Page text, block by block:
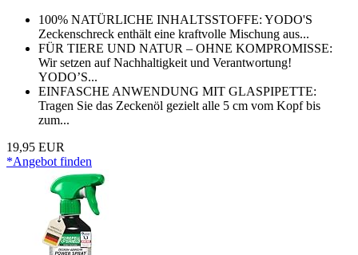
100% NATÜRLICHE INHALTSSTOFFE: YODO'S
Zeckenschreck enthält eine kraftvolle Mischung aus...
FÜR TIERE UND NATUR – OHNE KOMPROMISSE:
Wir setzen auf Nachhaltigkeit und Verantwortung!
YODO’S...
EINFASCHE ANWENDUNG MIT GLASPIPETTE:
Tragen Sie das Zeckenöl gezielt alle 5 cm vom Kopf bis
zum...
19,95 EUR
*Angebot finden